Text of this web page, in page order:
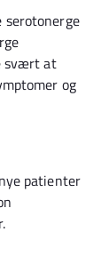
serotonerge
svært at
og
patienter